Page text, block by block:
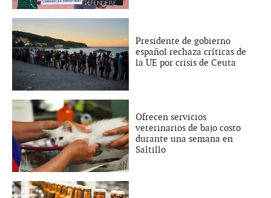
Presidente de gobierno
español rechaza críticas de
la UE por crisis de Ceuta
Ofrecen servicios
veterinarios de bajo costo
durante una semana en
Saltillo